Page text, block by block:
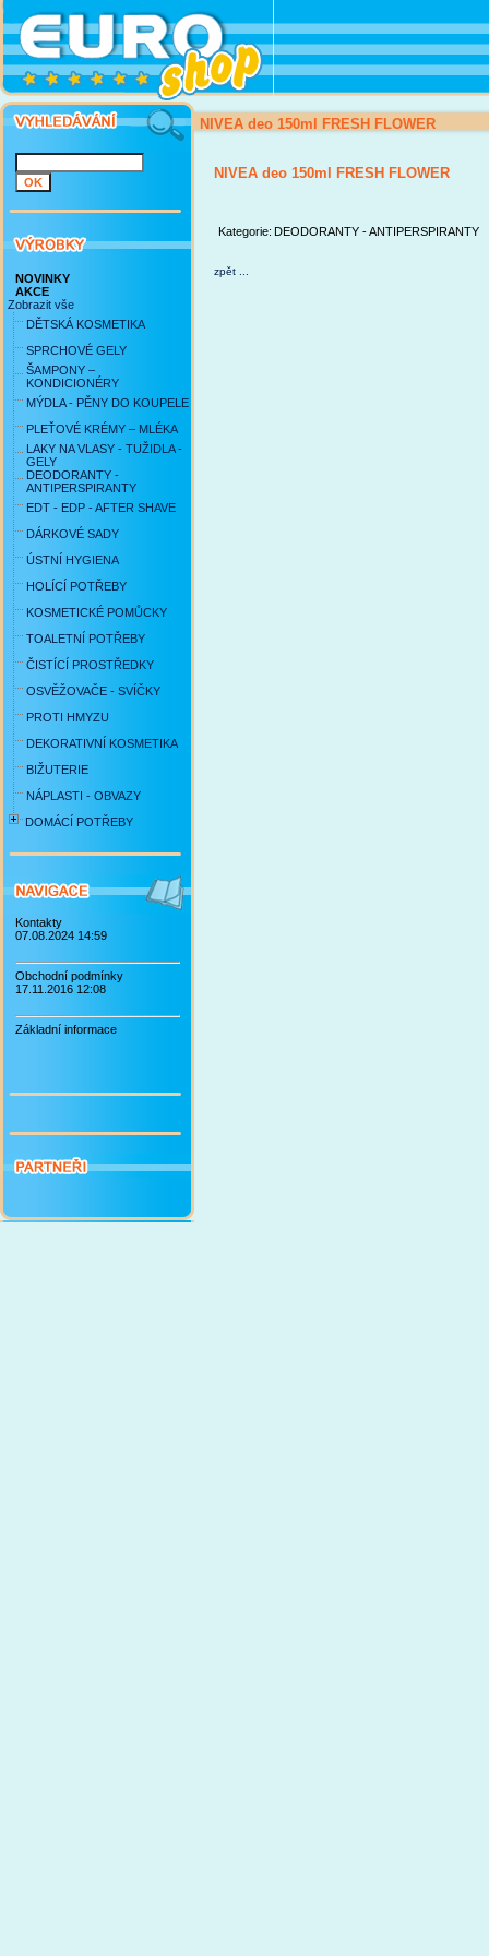
NOVINKY
AKCE
Zobrazit vše
DĚTSKÁ KOSMETIKA
SPRCHOVÉ GELY
ŠAMPONY –
KONDICIONÉRY
MÝDLA - PĚNY DO KOUPELE
PLEŤOVÉ KRÉMY – MLÉKA
LAKY NA VLASY - TUŽIDLA -
GELY
DEODORANTY -
ANTIPERSPIRANTY
EDT - EDP - AFTER SHAVE
DÁRKOVÉ SADY
ÚSTNÍ HYGIENA
HOLÍCÍ POTŘEBY
KOSMETICKÉ POMŮCKY
TOALETNÍ POTŘEBY
ČISTÍCÍ PROSTŘEDKY
OSVĚŽOVAČE - SVÍČKY
PROTI HMYZU
DEKORATIVNÍ KOSMETIKA
BIŽUTERIE
NÁPLASTI - OBVAZY
DOMÁCÍ POTŘEBY
Kontakty
07.08.2024 14:59
Obchodní podmínky
17.11.2016 12:08
Základní informace
NIVEA deo 150ml FRESH FLOWER
NIVEA deo 150ml FRESH FLOWER
Kategorie: DEODORANTY - ANTIPERSPIRANTY
zpět ...